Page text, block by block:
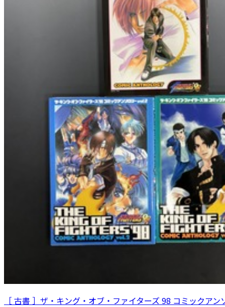
［ 古書 ］ザ・キング・オブ・ファイターズ 98 コミックア